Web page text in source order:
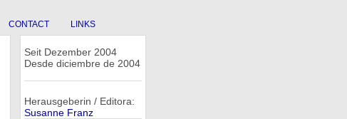
CONTACT LINKS
Seit Dezember 2004
Desde diciembre de 2004
Herausgeberin / Editora:
Susanne Franz